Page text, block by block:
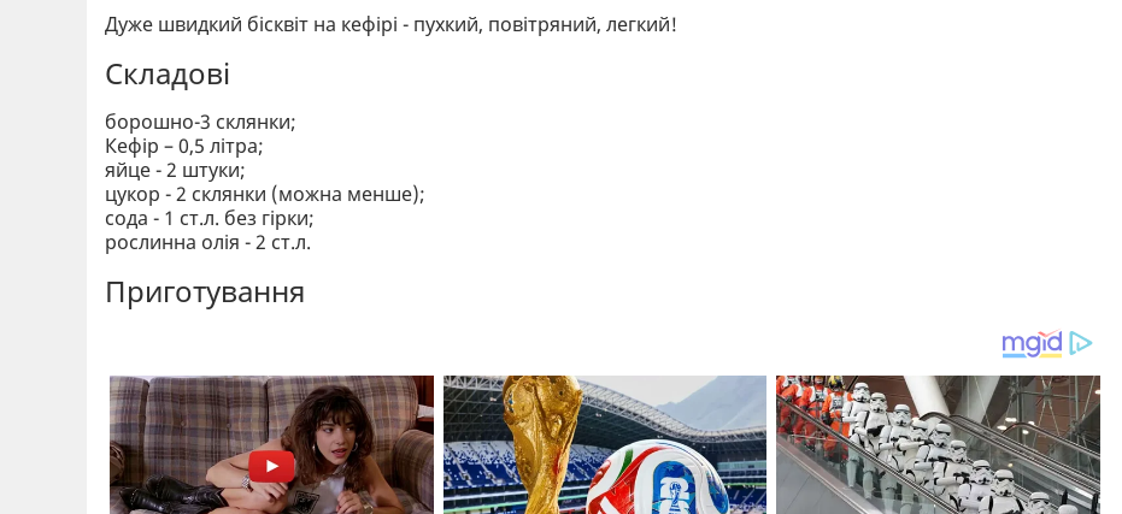
Дуже швидкий бісквіт на кефірі - пухкий, повітряний, легкий!
Складові
борошно-3 склянки;
Кефір – 0,5 літра;
яйце - 2 штуки;
цукор - 2 склянки (можна менше);
сода - 1 ст.л. без гірки;
рослинна олія - 2 ст.л.
Приготування